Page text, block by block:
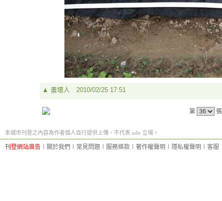
▲ 畫壞人 2010/02/25 17:51
第
本城市刊登之內容為作者個人自行提供上傳，不代表 udn 立場。
刊登網站廣告 關於我們 常見問題 服務條款 著作權聲明 隱私權聲明 客服